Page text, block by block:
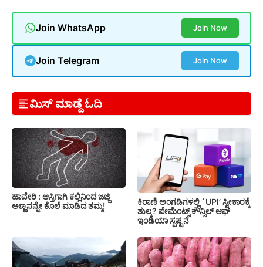
Join WhatsApp Join Now
Join Telegram Join Now
ಮಿಸ್ ಮಾಡ್ದೆ ಓದಿ
ಹಾವೇರಿ : ಆಸ್ತಿಗಾಗಿ ಕಲ್ಲಿನಿಂದ ಜಜ್ಜಿ
ಅಣ್ಣನನ್ನೇ ಕೊಲೆ ಮಾಡಿದ ತಮ್ಮ!
ಕಿರಾಣಿ ಅಂಗಡಿಗಳಲ್ಲಿ `UPI’ ಸ್ವೀಕಾರಕ್ಕೆ
ಶುಲ್ಕ? ಪೇಮೆಂಟ್ಸ್ ಕೌನ್ಸಿಲ್ ಆಫ್
ಇಂಡಿಯಾ ಸ್ಪಷ್ಟನೆ